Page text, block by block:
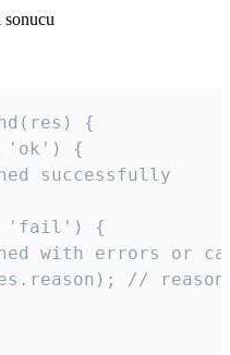
sonucu
{
'ok') {
successfully
'fail') {
with errors or
//